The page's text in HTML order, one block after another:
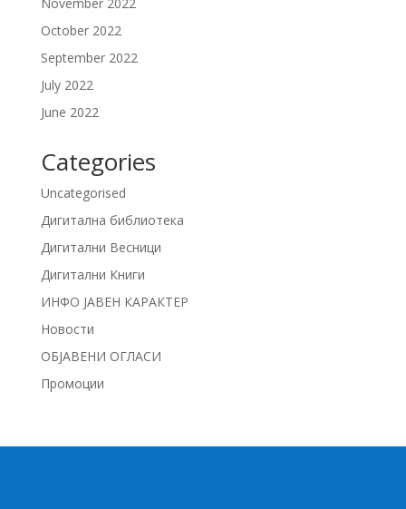
November 2022
October 2022
September 2022
July 2022
June 2022
Categories
Uncategorised
Дигитална библиотека
Дигитални Весници
Дигитални Книги
ИНФО ЈАВЕН КАРАКТЕР
Новости
ОБЈАВЕНИ ОГЛАСИ
Промоции